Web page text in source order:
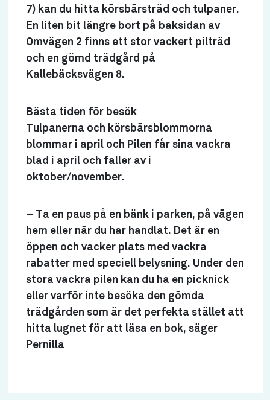
7) kan du hitta körsbärsträd och tulpaner.
En liten bit längre bort på baksidan av
Omvägen 2 finns ett stor vackert pilträd
och en gömd trädgård på
Kallebäcksvägen 8.
Bästa tiden för besök
Tulpanerna och körsbärsblommorna
blommar i april och Pilen får sina vackra
blad i april och faller av i
oktober/november.
– Ta en paus på en bänk i parken, på vägen
hem eller när du har handlat. Det är en
öppen och vacker plats med vackra
rabatter med speciell belysning. Under den
stora vackra pilen kan du ha en picknick
eller varför inte besöka den gömda
trädgården som är det perfekta stället att
hitta lugnet för att läsa en bok, säger
Pernilla